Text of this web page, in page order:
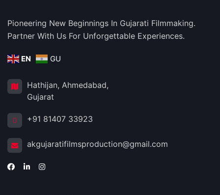
Pioneering New Beginnings In Gujarati Filmmaking.
Partner With Us For Unforgettable Experiences.
EN GU
Hathijan, Ahmedabad,
Gujarat
+91 81407 33923
akgujaratifilmsproduction@gmail.com